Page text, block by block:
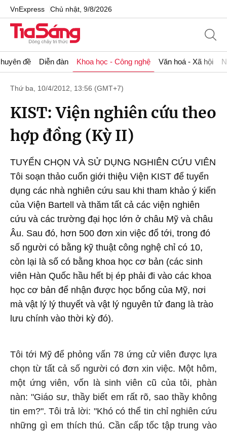
VnExpress Chủ nhật, 9/8/2026
đề Diễn đàn Khoa học - Công nghệ Văn hoá - Xã hội
Thứ ba, 10/4/2012, 13:56 (GMT+7)
KIST: Viện nghiên cứu theo
hợp đồng (Kỳ II)
TUYỂN CHỌN VÀ SỬ DỤNG NGHIÊN CỨU VIÊN
Tôi soạn thảo cuốn giới thiệu Viện KIST để tuyển
dụng các nhà nghiên cứu sau khi tham khảo ý kiến
của Viện Bartell và thăm tất cả các viện nghiên
cứu và các trường đại học lớn ở châu Mỹ và châu
Âu. Sau đó, hơn 500 đơn xin việc đổ tới, trong đó
số người có bằng kỹ thuật công nghệ chỉ có 10,
còn lại là số có bằng khoa học cơ bản (các sinh
viên Hàn Quốc hầu hết bị ép phải đi vào các khoa
học cơ bản để nhận được học bổng của Mỹ, nơi
mà vật lý lý thuyết và vật lý nguyên tử đang là trào
lưu chính vào thời kỳ đó).
Tôi tới Mỹ để phỏng vấn 78 ứng cử viên được lựa
chọn từ tất cả số người có đơn xin việc. Một hôm,
một ứng viên, vốn là sinh viên cũ của tôi, phàn
nàn: "Giáo sư, thầy biết em rất rõ, sao thầy không
tin em?". Tôi trả lời: "Khó có thể tin chỉ nghiên cứu
những gì em thích thú. Cần cấp tốc tập trung vào